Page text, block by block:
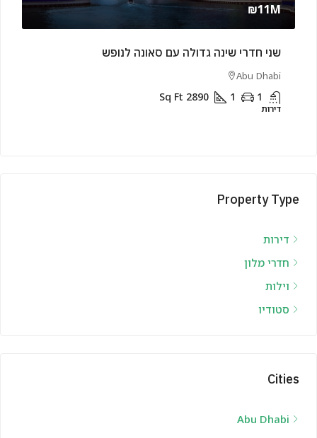
₪11M
שני חדרי שינה גדולה עם סאונה לנופש
Abu Dhabi
1
1
2890
Sq Ft
דירות
Property Type
דירות
חדרי מלון
וילות
סטודיו
Cities
Abu Dhabi